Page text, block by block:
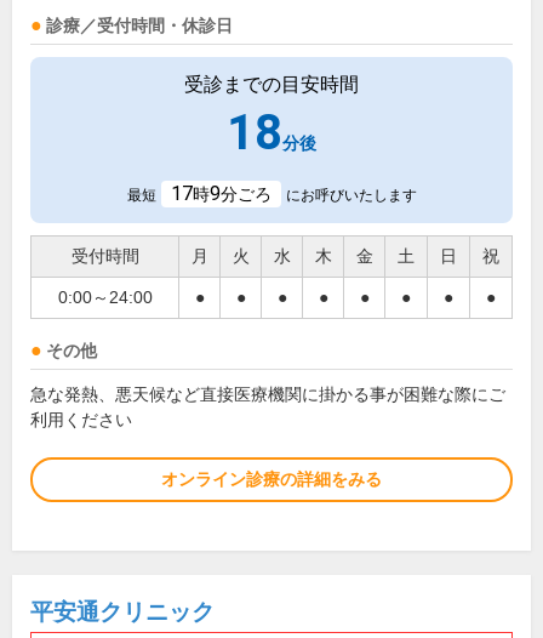
診療／受付時間・休診日
受診までの目安時間
18分後
最短 17時9分ごろ にお呼びいたします
受付時間 月 火 水 木 金 土 日 祝
0:00～24:00 ● ● ● ● ● ● ● ●
その他
急な発熱、悪天候など直接医療機関に掛かる事が困難な際にご
利用ください
オンライン診療の詳細をみる
平安通クリニック